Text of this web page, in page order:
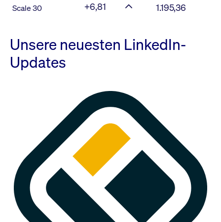
Scale 30 +6,81 1.195,36
Unsere neuesten LinkedIn-
Updates